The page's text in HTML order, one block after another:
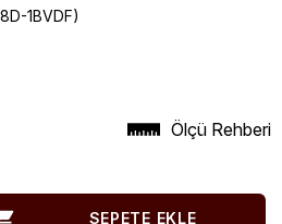
1BVDF)
Ölçü Rehberi